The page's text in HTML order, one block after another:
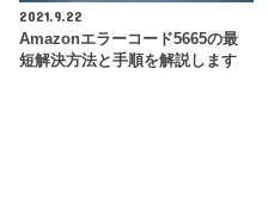
2021.9.22
Amazonエラーコード5665の最
短解決方法と手順を解説します